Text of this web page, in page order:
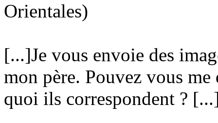
Orientales)
[...]Je vous envoie des
mon père. Pouvez vous
quoi ils correspondent ?